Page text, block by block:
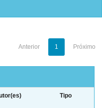
Anterior 1 Próximo
Tipo